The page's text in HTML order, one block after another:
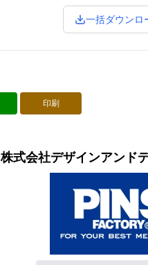
一括ダウンロ
印刷
株式会社デザインアンド